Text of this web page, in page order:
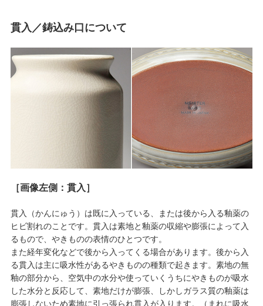
貫入／鋳込み口について
［画像左側：貫入］
貫入（かんにゅう）は既に入っている、または後から入る釉薬の
ヒビ割れのことです。貫入は素地と釉薬の収縮や膨張によって入
るもので、やきものの表情のひとつです。
また経年変化などで後から入ってくる場合があります。後から入
る貫入は主に吸水性があるやきものの種類で起きます。素地の無
釉の部分から、空気中の水分や使っていくうちにやきものが吸水
した水分と反応して、素地だけが膨張、しかしガラス質の釉薬は
膨張しないため素地に引っ張られ貫入が入ります。（まれに吸水